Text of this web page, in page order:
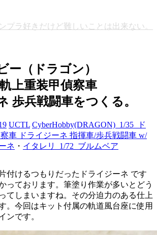
プラ好きだけど難しいことは出来ない。
ー（ドラゴン）
上重装甲偵察車
歩兵戦闘車をつくる。
UCTL CyberHobby(DRAGON)_1/35_ド
車 ドライジーネ 指揮車/歩兵戦闘車 w/
ネ ・ イタレリ_1/72_ブルムベア
付けるつもりだったドライジーネ です
っておリます。筆塗り作業が多いとどう
てしまいますね。その分迫力のある仕上
。今回はキット付属の軌道風台座に使用
ンです。